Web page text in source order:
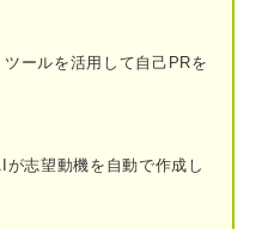
ールを活用して自己PRを
志望動機を自動で作成し